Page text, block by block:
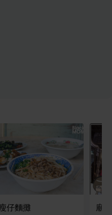
仔麵攤 廟